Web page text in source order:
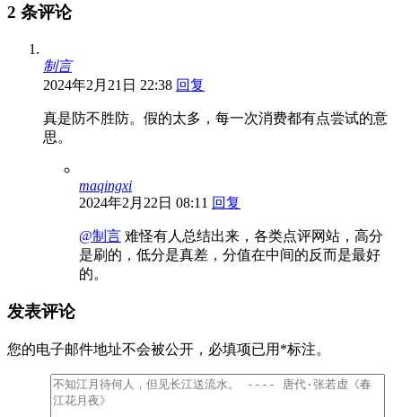
2 条评论
制言
2024年2月21日 22:38 回复
真是防不胜防。假的太多，每一次消费都有点尝试的意
思。
maqingxi
2024年2月22日 08:11 回复
@制言 难怪有人总结出来，各类点评网站，高分
是刷的，低分是真差，分值在中间的反而是最好
的。
发表评论
您的电子邮件地址不会被公开， 必填项已用 *标注。